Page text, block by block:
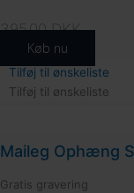
395.00DKK
Køb nu
Tilføj til ønskeliste
Tilføj til ønskeliste
Maileg Ophæng
Gratis gravering